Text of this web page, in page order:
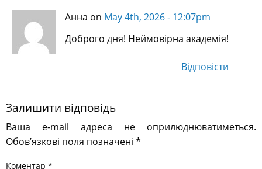
Анна on May 4th, 2026 - 12:07pm
Доброго дня! Неймовірна академія!
Відповіcти
Залишити відповідь
Ваша e-mail адреса не оприлюднюватиметься.
Обов’язкові поля позначені *
Коментар *